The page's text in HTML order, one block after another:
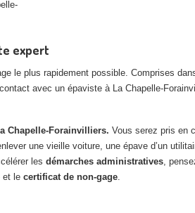
expert
le plus rapidement possible. Comprises
avec un épaviste à La Chapelle-
Chapelle-Forainvilliers. Vous serez pris en
une vieille voiture, une épave d’un
les démarches administratives,
et le certificat de non-gage.